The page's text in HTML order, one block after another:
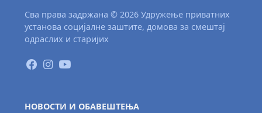
Сва права задржана © 2026 Удружење приватних
установа социјалне заштите, домова за смештај
одраслих и старијих
НОВОСТИ И ОБАВЕШТЕЊА